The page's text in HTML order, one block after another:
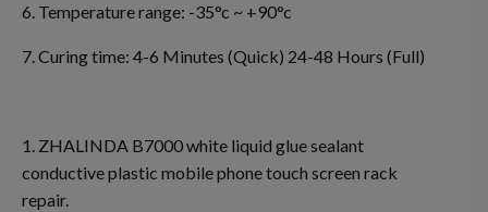
6. Temperature range: -35°c ~ +90°c
7. Curing time: 4-6 Minutes (Quick) 24-48 Hours (Full)
1. ZHALINDA B7000 white liquid glue sealant
conductive plastic mobile phone touch screen rack
repair.